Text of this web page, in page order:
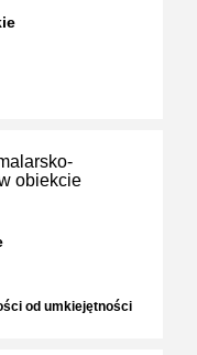
obiekcie
od umkiejętności